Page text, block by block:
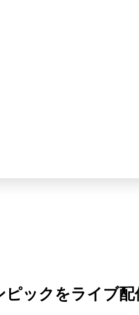
ックをライブ配